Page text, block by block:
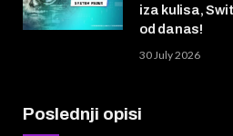
iza kulisa,
od danas!
30 July 2026
Poslednji opisi